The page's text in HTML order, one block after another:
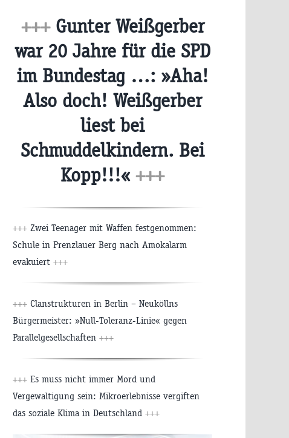
+++ Gunter Weißgerber
war 20 Jahre für die SPD
im Bundestag …: »Aha!
Also doch! Weißgerber
liest bei
Schmuddelkindern. Bei
Kopp!!!« +++
+++ Zwei Teenager mit Waffen festgenommen:
Schule in Prenzlauer Berg nach Amokalarm
evakuiert +++
+++ Clanstrukturen in Berlin – Neuköllns
Bürgermeister: »Null-Toleranz-Linie« gegen
Parallelgesellschaften +++
+++ Es muss nicht immer Mord und
Vergewaltigung sein: Mikroerlebnisse vergiften
das soziale Klima in Deutschland +++